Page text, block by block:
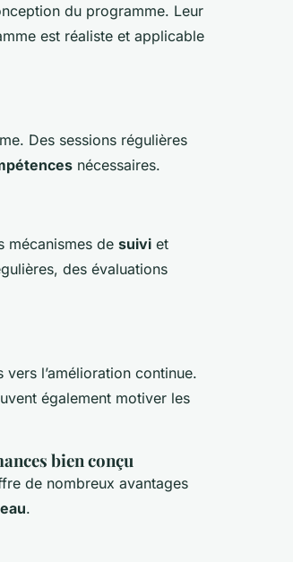
du programme. Leur
est réaliste et applicable
Des sessions régulières
nécessaires.
mécanismes de suivi et
des évaluations
l’amélioration continue.
également motiver les
bien conçu
de nombreux avantages
.